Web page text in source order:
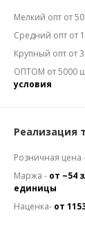
Мелкий опт от
Средний опт от
Крупный опт от
ОПТОМ от 5000
условия
Реализация
Розничная цена
Маржа - от ~54
единицы
Наценка- от